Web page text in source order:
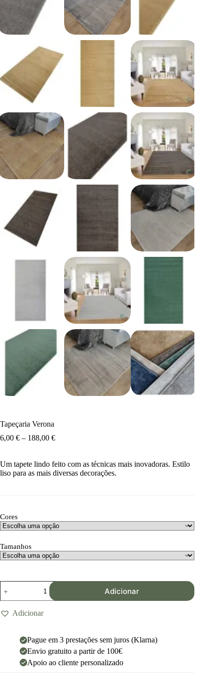
Tapeçaria Verona
6,00 € – 188,00 €
Um tapete lindo feito com as técnicas mais inovadoras. Estilo
liso para as mais diversas decorações.
Cores
Tamanhos
Adicionar
Adicionar
Pague em 3 prestações sem juros (Klarna)
Envio gratuito a partir de 100€
Apoio ao cliente personalizado